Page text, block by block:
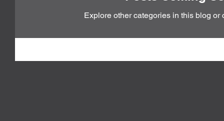
Explore other categories in this blog or